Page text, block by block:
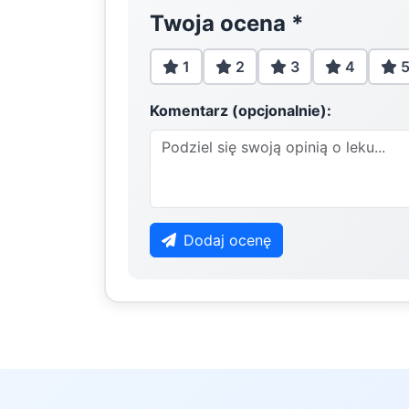
Twoja ocena *
1 2 3 4 5
Komentarz (opcjonalnie):
Dodaj ocenę